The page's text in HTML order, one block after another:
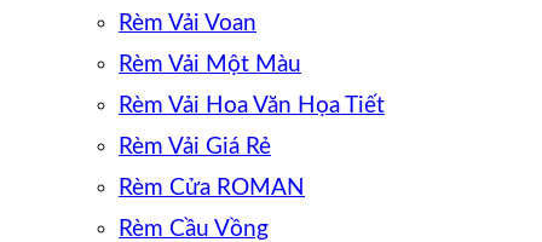
Rèm Vải Voan
Rèm Vải Một Màu
Rèm Vải Hoa Văn Họa Tiết
Rèm Vải Giá Rẻ
Rèm Cửa ROMAN
Rèm Cầu Vồng